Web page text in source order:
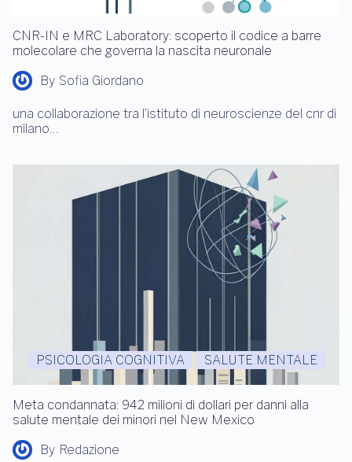
CNR-IN e MRC Laboratory: scoperto il codice a barre
molecolare che governa la nascita neuronale
By Sofia Giordano
una collaborazione tra l’istituto di neuroscienze del cnr di
milano…
PSICOLOGIA COGNITIVA SALUTE MENTALE
Meta condannata: 942 milioni di dollari per danni alla
salute mentale dei minori nel New Mexico
By Redazione